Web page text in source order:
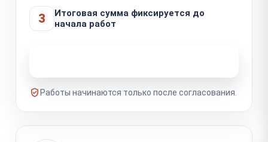
3
Итоговая сумма фиксируется до
начала работ
Работы начинаются только после согласования.